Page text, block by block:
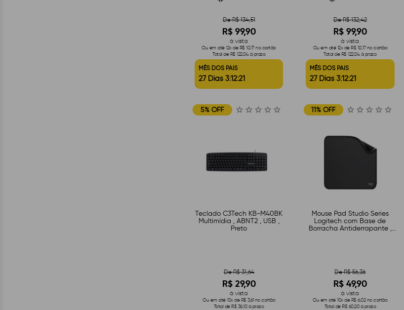
De R$ 134,51
R$ 99,90
à vista
Ou em até 12x de R$ 10,17 no cartão
Total de R$ 122,04 à prazo
MÊS DOS PAIS
27 Dias 3:12:20
De R$ 132,42
R$ 99,90
à vista
Ou em até 12x de R$ 10,17 no cartão
Total de R$ 122,04 à prazo
MÊS DOS PAIS
27 Dias 3:12:20
5% OFF
Teclado C3Tech KB-M40BK
Multimídia , ABNT2 , USB ,
Preto
De R$ 31,64
R$ 29,90
à vista
Ou em até 10x de R$ 3,61 no cartão
Total de R$ 36,10 à prazo
11% OFF
Mouse Pad Studio Series
Logitech com Base de
Borracha Antiderrapante ,
De R$ 56,36
R$ 49,90
à vista
Ou em até 10x de R$ 6,02 no cartão
Total de R$ 60,20 à prazo